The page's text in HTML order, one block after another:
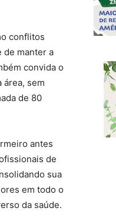
conflitos
de manter a
convida o
sem
de 80
antes
de
sua
em todo o
da saúde.